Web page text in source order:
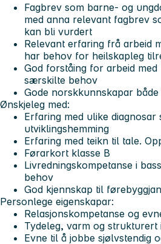
Fagbrev som barne- og
med anna relevant fagbrev
kan bli vurdert
Relevant erfaring frå arbeid
har behov for heilskapleg
God forståing for arbeid med
særskilte behov
Gode norskkunnskapar
Ønskjeleg med:
Erfaring med ulike diagnosar
utviklingshemming
Erfaring med teikn til tale.
Førarkort klasse B
Livredningskompetanse i
behov
God kjennskap til
Personlege eigenskapar:
Relasjonskompetanse og
Tydeleg, varm og strukturert
Evne til å jobbe sjølvstendig